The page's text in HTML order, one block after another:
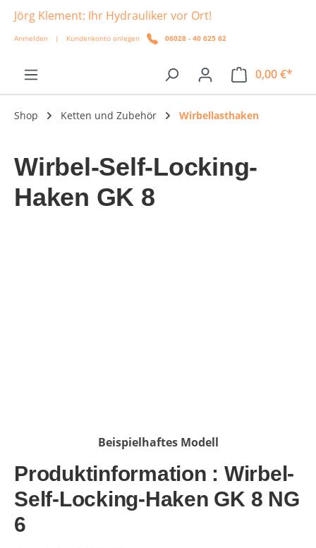
springen
Jörg Klement: Ihr Hydrauliker vor Ort!
Anmelden | Kundenkonto anlegen 06028 - 40 625 62
0,00 €*
Shop Ketten und Zubehör Wirbellasthaken
Wirbel-Self-Locking-
Haken GK 8
Beispielhaftes Modell
Produktinformation : Wirbel-
Self-Locking-Haken GK 8 NG
6